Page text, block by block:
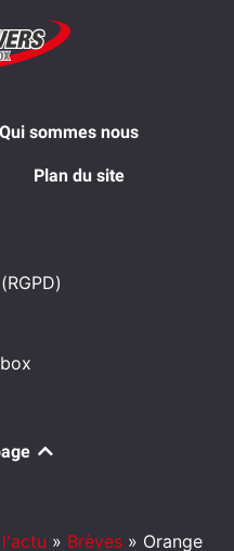
Qui sommes nous
Plan du site
» Brèves » Orange